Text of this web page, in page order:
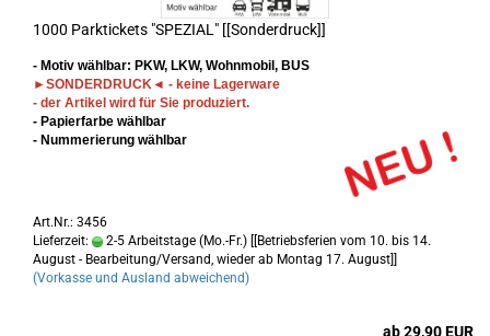
1000 Parktickets "SPEZIAL" [[Sonderdruck]]
- Motiv wählbar: PKW, LKW, Wohnmobil, BUS
►SONDERDRUCK◄ - keine Lagerware
- der Artikel wird für Sie produziert.
- Papierfarbe wählbar
- Nummerierung wählbar
Art.Nr.: 3456
Lieferzeit:
2-5 Arbeitstage (Mo.-Fr.) [[Betriebsferien vom 10. bis 14.
August - Bearbeitung/Versand, wieder ab Montag 17. August]]
(Vorkasse und Ausland abweichend)
ab 29,90 EUR